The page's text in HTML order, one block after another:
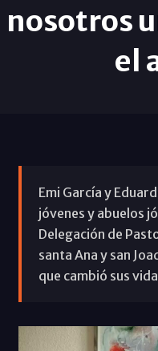
nosotros
el
Emi García y
jóvenes y abuelos
Delegación de
santa Ana y san
que cambió sus